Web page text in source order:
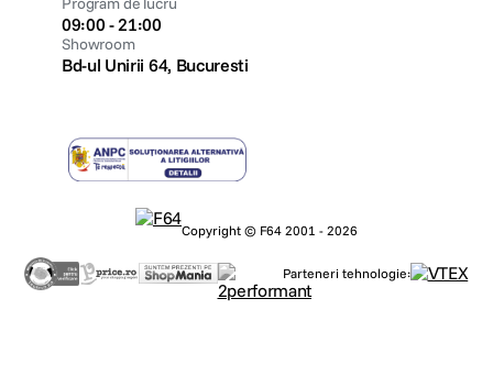
09:00 - 21:00
Showroom
Bd-ul Unirii 64, Bucuresti
Copyright © F64 2001 - 2026
Parteneri tehnologie: